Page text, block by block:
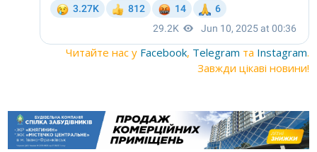
Читайте нас у Facebook, Telegram та Instagram.
Завжди цікаві новини!